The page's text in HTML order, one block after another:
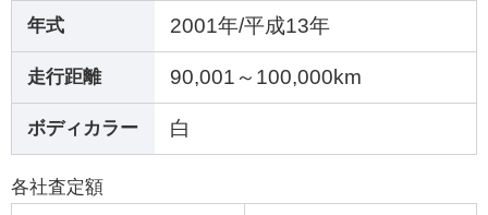
年式 2001年/平成13年
走行距離 90,001～100,000km
ボディカラー 白
各社査定額